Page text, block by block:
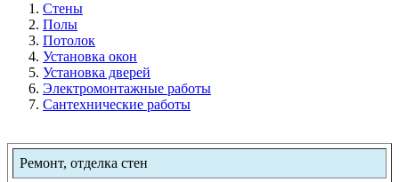
Стены
Полы
Потолок
Установка окон
Установка дверей
Электромонтажные работы
Сантехнические работы
Ремонт, отделка стен